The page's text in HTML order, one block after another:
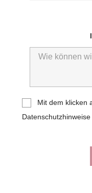
Mit dem klicken